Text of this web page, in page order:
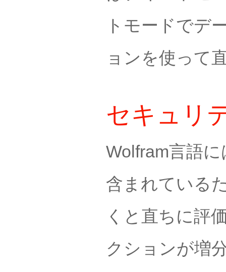
トモードでデ
ョンを使って
セキュリ
Wolfram言語
含まれている
くと直ちに評
クションが増